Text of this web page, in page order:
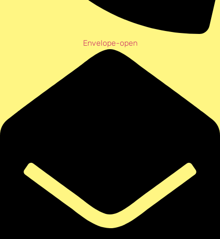
Envelope-open